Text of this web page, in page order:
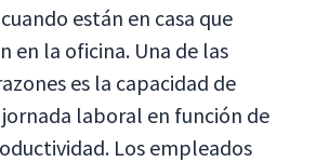
están en casa que
en la oficina. Una de las
es la capacidad de
laboral en función de
Los empleados